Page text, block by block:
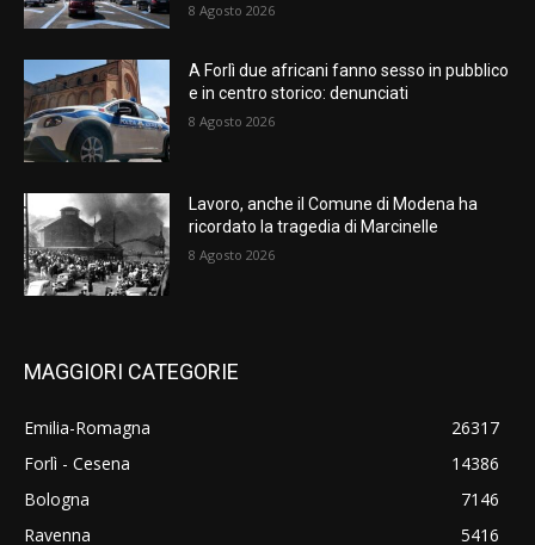
8 Agosto 2026
A Forlì due africani fanno sesso in pubblico
e in centro storico: denunciati
8 Agosto 2026
Lavoro, anche il Comune di Modena ha
ricordato la tragedia di Marcinelle
8 Agosto 2026
MAGGIORI CATEGORIE
Emilia-Romagna
26317
Forlì - Cesena
14386
Bologna
7146
Ravenna
5416